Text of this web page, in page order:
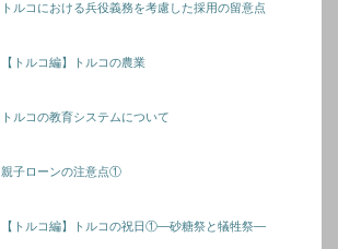
トルコにおける兵役義務を考慮した採用の留意点
【トルコ編】トルコの農業
トルコの教育システムについて
親子ローンの注意点①
【トルコ編】トルコの祝日①―砂糖祭と犠牲祭―